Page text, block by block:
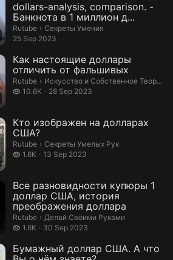
dollars-analysis, comparison. -
Банкнота в 1 миллион д...
Rutube › Секреты Умения.
Секреты Умения
25 Sep 2023
Как настоящие доллары
отличить от фальшивых
Rutube › Искусство и Собственное
Искусство и Собственное Творение
10.6K
10.6 thousand views
28 Sep 2023
Кто изображен на долларах
США?
Rutube › Секреты Умелых Рук.
Секреты Умелых Рук
1.6K
1.6 thousand views
13 Sep 2023
Все разновидности купюры 1
доллар США, история
преображения доллара
Rutube › Делай Своими Руками.
Делай Своими Руками
1.6K
1.6 thousand views
30 Sep 2023
Бумажный доллар США. А что